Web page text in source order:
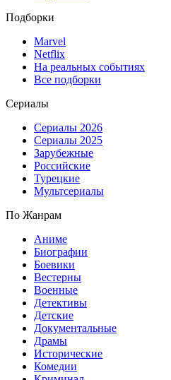
Подборки
Marvel
Netflix
На реальных событиях
Все подборки
Сериалы
Сериалы 2026
Сериалы 2025
Зарубежные
Российские
Турецкие
Мультсериалы
По Жанрам
Аниме
Биографии
Боевики
Вестерны
Военные
Детективы
Детские
Документальные
Драмы
Исторические
Комедии